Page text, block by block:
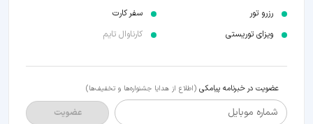
رزرو تور
ویزای توریستی
سفر کارت
کارناوال تایم
عضویت در خبرنامه پیامکی (اطلاع از هدایا جشنواره‌ها و تخفیف‌ها)
شماره موبایل عضویت